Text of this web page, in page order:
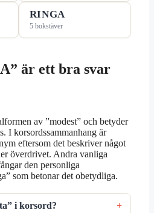
RINGA
5 bokstäver
är ett bra svar
av ”modest” och betyder
I korsordssammanhang är
eftersom det beskriver något
överdrivet. Andra vanliga
den personliga
som betonar det obetydliga.
i korsord?